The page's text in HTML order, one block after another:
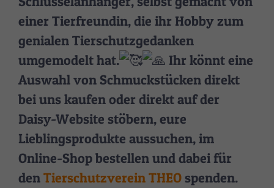
einer Tierfreundin, die ihr Hobby zum
genialen Tierschutzgedanken
umgemodelt hat.
Ihr könnt eine
Auswahl von Schmuckstücken direkt
bei uns kaufen oder direkt auf der
Daisy-Website stöbern, eure
Lieblingsprodukte aussuchen, im
Online-Shop bestellen und dabei für
denTierschutzverein THEOspenden.